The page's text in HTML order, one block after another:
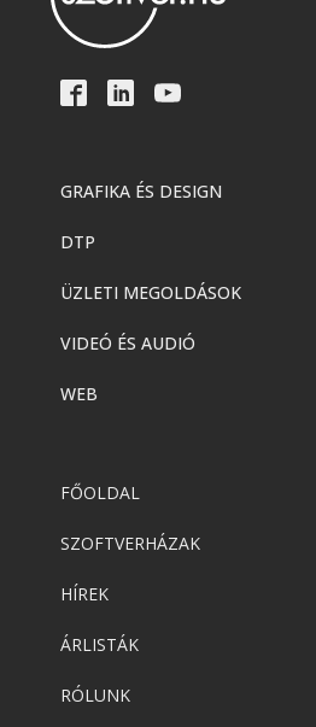
GRAFIKA ÉS DESIGN
DTP
ÜZLETI MEGOLDÁSOK
VIDEÓ ÉS AUDIÓ
WEB
FŐOLDAL
SZOFTVERHÁZAK
HÍREK
ÁRLISTÁK
RÓLUNK